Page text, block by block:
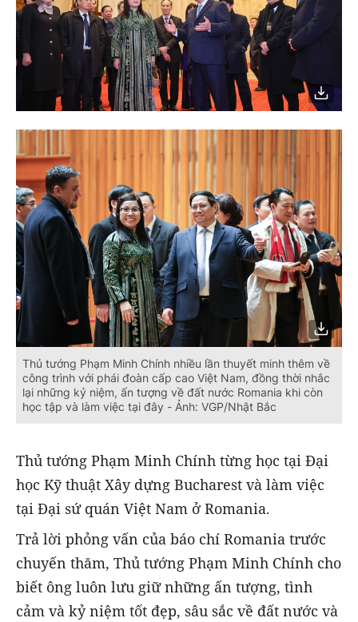
Thủ tướng Phạm Minh Chính nhiều lần thuyết minh thêm về
công trình với phái đoàn cấp cao Việt Nam, đồng thời nhắc
lại những kỷ niệm, ấn tượng về đất nước Romania khi còn
học tập và làm việc tại đây - Ảnh: VGP/Nhật Bắc
Thủ tướng Phạm Minh Chính từng học tại Đại
học Kỹ thuật Xây dựng Bucharest và làm việc
tại Đại sứ quán Việt Nam ở Romania.
Trả lời phỏng vấn của báo chí Romania trước
chuyến thăm, Thủ tướng Phạm Minh Chính cho
biết ông luôn lưu giữ những ấn tượng, tình
cảm và kỷ niệm tốt đẹp, sâu sắc về đất nước và